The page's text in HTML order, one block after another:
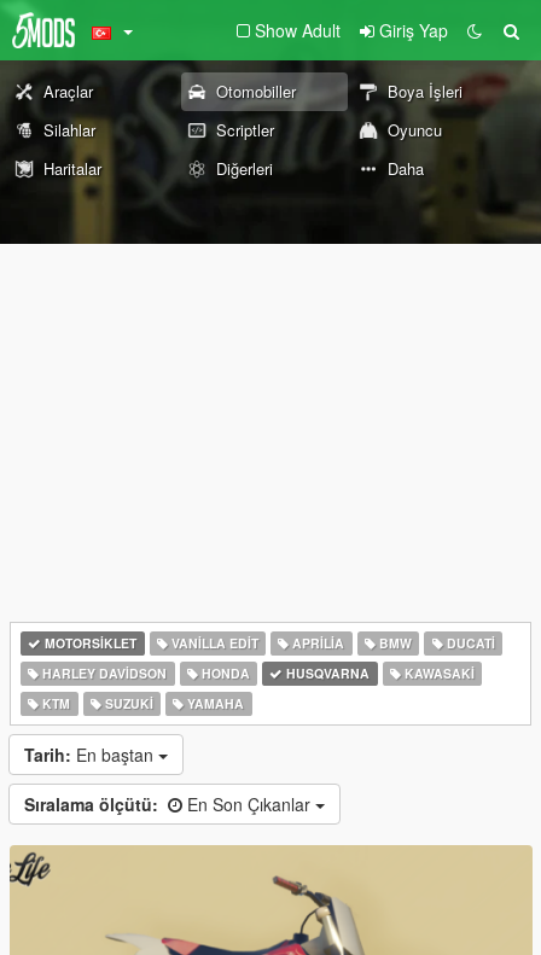
Show Adult Giriş Yap
Araçlar Otomobiller
Boya İşleri
Silahlar
Scriptler
Oyuncu
Haritalar
Diğerleri Daha
MOTORSIKLET VANILLA EDIT APRILIA BMW
DUCATI
HARLEY DAVIDSON
HONDA HUSQVARNA
KAWASAKI
KTM
SUZUKI YAMAHA
Tarih: En baştan
Sıralama ölçütü: En Son Çıkanlar